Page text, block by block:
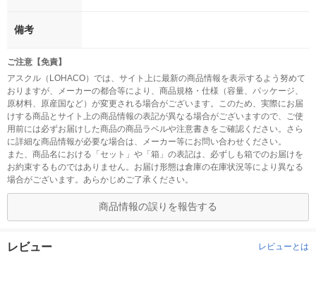
備考
ご注意【免責】
アスクル（LOHACO）では、サイト上に最新の商品情報を表示するよう努めて
おりますが、メーカーの都合等により、商品規格・仕様（容量、パッケージ、
原材料、原産国など）が変更される場合がございます。このため、実際にお届
けする商品とサイト上の商品情報の表記が異なる場合がございますので、ご使
用前には必ずお届けした商品の商品ラベルや注意書きをご確認ください。さら
に詳細な商品情報が必要な場合は、メーカー等にお問い合わせください。
また、商品名における「セット」や「箱」の表記は、必ずしも箱でのお届けを
お約束するものではありません。お届け形態は倉庫の在庫状況等により異なる
場合がございます。あらかじめご了承ください。
商品情報の誤りを報告する
レビュー レビューとは